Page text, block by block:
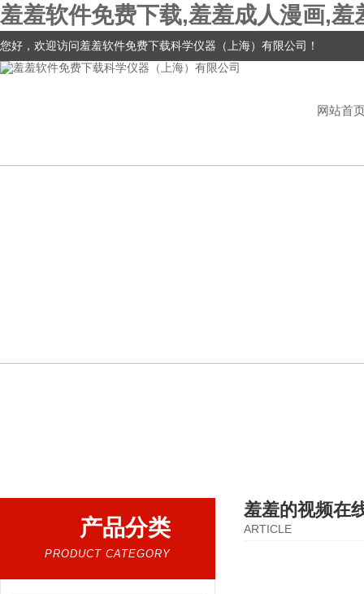
羞羞软件免费下载,羞羞成人漫画,
您好，欢迎访问羞羞软件免费下载科学仪器（上海）有限公司！
网站首
产品分类
PRODUCT CATEGORY
羞羞的视频在
ARTICLE